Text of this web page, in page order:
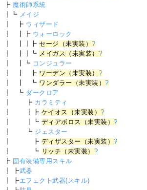
┣ 魔術師系統
┃┗ メイジ
┃ ┣ ウィザード
┃ ┃┣ ウォーロック
┃ ┃┃┣ セージ（未実装）?
┃ ┃┃┗ メイガス（未実装） ?
┃ ┃┗ コンジュラー
┃ ┃ ┣ ワーデン（未実装） ?
┃ ┃ ┗ ワンダラー（未実装）?
┃ ┗ ダークロア
┃ ┣ カラミティ
┃ ┃┣ ケイオス（未実装）?
┃ ┃┗ ディアボロス（未実装）?
┃ ┗ ジェスター
┃ ┣ ディザスター（未実装）?
┃ ┗ リッチ（未実装） ?
┣ 固有装備専用スキル
┃ ┣武器
┃ ┣エフェクト武器(スキル)